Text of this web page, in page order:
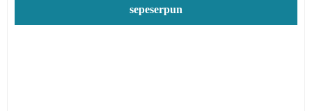
sepeserpun